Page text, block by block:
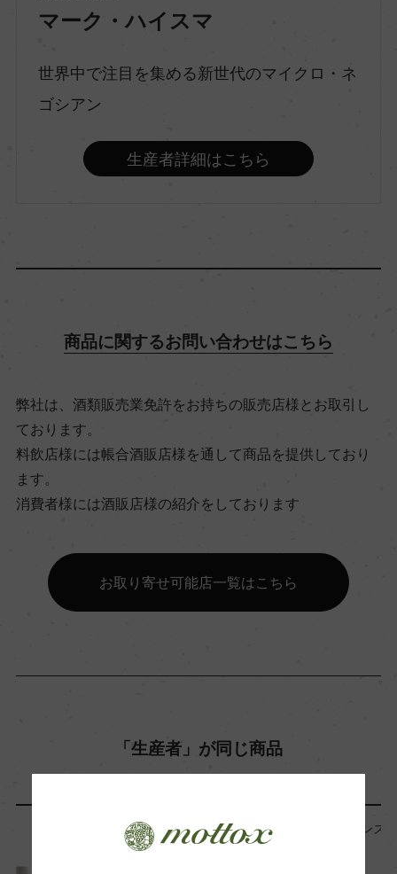
コート・ド・ニュイ
品種（原材料）
アルコール度数
コンクール入賞歴
マーク・ハイスマ
世界中で注目を集める新世代のマイクロ・ネ
ゴシアン
生産者詳細はこちら
商品に関するお問い合わせはこちら
弊社は、酒類販売業免許をお持ちの販売店様とお取引し
ております。
料飲店様には帳合酒販店様を通して商品を提供しており
ます。
消費者様には酒販店様の紹介をしております
お取り寄せ可能店一覧はこちら
「生産者」が同じ商品
フランス